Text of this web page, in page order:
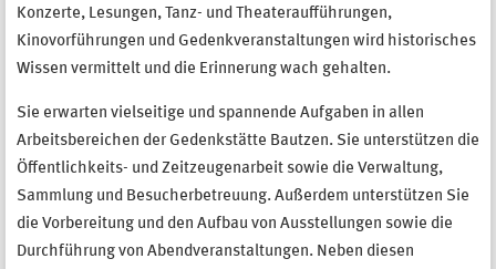
Konzerte, Lesungen, Tanz- und Theateraufführungen,
Kinovorführungen und Gedenkveranstaltungen wird historisches
Wissen vermittelt und die Erinnerung wach gehalten.
Sie erwarten vielseitige und spannende Aufgaben in allen
Arbeitsbereichen der Gedenkstätte Bautzen. Sie unterstützen die
Öffentlichkeits- und Zeitzeugenarbeit sowie die Verwaltung,
Sammlung und Besucherbetreuung. Außerdem unterstützen Sie
die Vorbereitung und den Aufbau von Ausstellungen sowie die
Durchführung von Abendveranstaltungen. Neben diesen